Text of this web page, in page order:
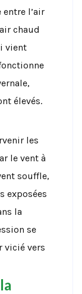
l’air
chaud
vient
élevés.
les
le vent à
souffle,
exposées
la
se
vicié vers